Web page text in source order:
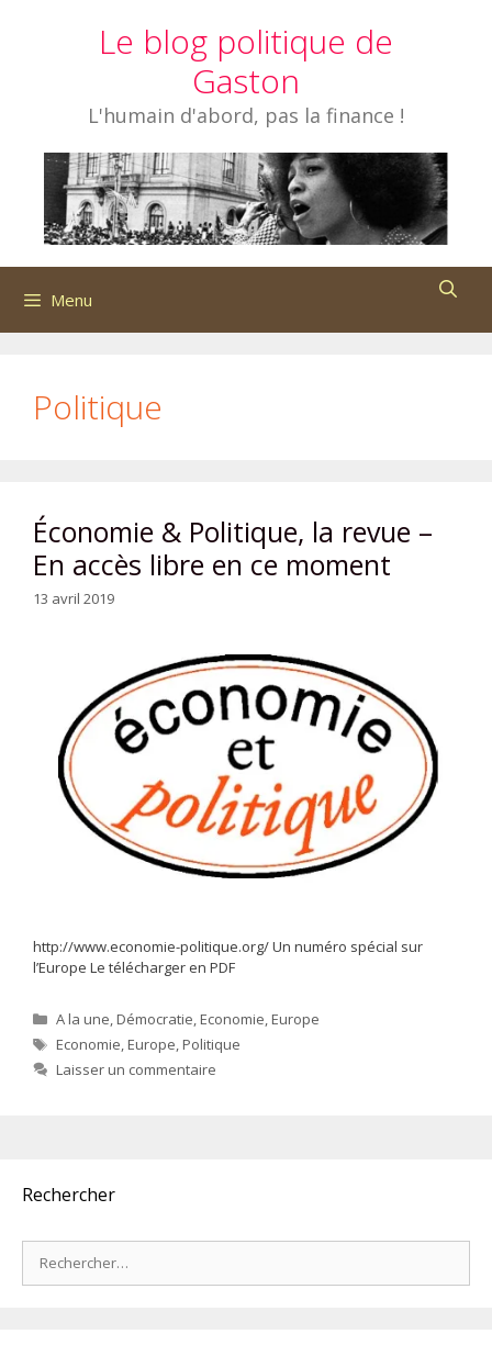
Le blog politique de
Gaston
L'humain d'abord, pas la finance !
Menu
Politique
Économie & Politique, la revue –
En accès libre en ce moment
13 avril 2019
http://www.economie-politique.org/ Un numéro spécial sur
l’Europe Le télécharger en PDF
Catégories
A la une,Démocratie,Economie,Europe
Étiquettes
Economie,Europe,Politique
Laisser un commentaire
Rechercher